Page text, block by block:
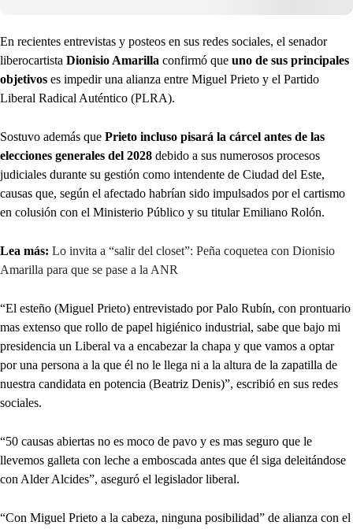
En recientes entrevistas y posteos en sus redes sociales, el senador
liberocartista Dionisio Amarilla confirmó que uno de sus principales
objetivos es impedir una alianza entre Miguel Prieto y el Partido
Liberal Radical Auténtico (PLRA).
Sostuvo además que Prieto incluso pisará la cárcel antes de las
elecciones generales del 2028 debido a sus numerosos procesos
judiciales durante su gestión como intendente de Ciudad del Este,
causas que, según el afectado habrían sido impulsados por el cartismo
en colusión con el Ministerio Público y su titular Emiliano Rolón.
Lea más: Lo invita a “salir del closet”: Peña coquetea con Dionisio
Amarilla para que se pase a la ANR
“El esteño (Miguel Prieto) entrevistado por Palo Rubín, con prontuario
mas extenso que rollo de papel higiénico industrial, sabe que bajo mi
presidencia un Liberal va a encabezar la chapa y que vamos a optar
por una persona a la que él no le llega ni a la altura de la zapatilla de
nuestra candidata en potencia (Beatriz Denis)”, escribió en sus redes
sociales.
“50 causas abiertas no es moco de pavo y es mas seguro que le
llevemos galleta con leche a emboscada antes que él siga deleitándose
con Alder Alcides”, aseguró el legislador liberal.
“Con Miguel Prieto a la cabeza, ninguna posibilidad” de alianza con el